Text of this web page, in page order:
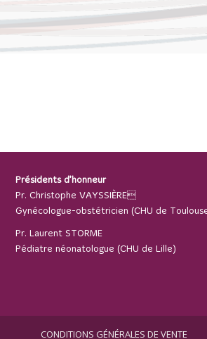
Présidents d’honneur
Pr. Christophe VAYSSIÈRE
Gynécologue-obstétricien (CHU de
Pr. Laurent STORME
Pédiatre néonatologue (CHU de Lille)
CONDITIONS GÉNÉRALES DE VENTE